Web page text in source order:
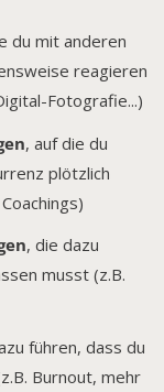
du mit anderen
reagieren
Fotografie...)
, auf die du
plötzlich
, die dazu
musst (z.B.
führen, dass du
Burnout, mehr